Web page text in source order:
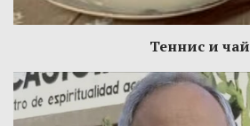
Теннис и чай